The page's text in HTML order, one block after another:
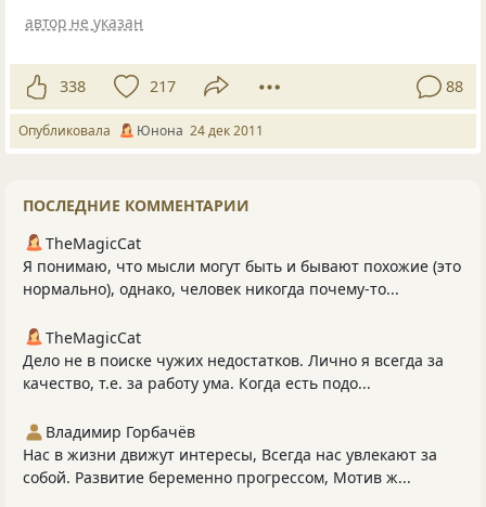
автор не указан
338 217 88
Опубликовала Юнона 24 дек 2011
ПОСЛЕДНИЕ КОММЕНТАРИИ
TheMagicCat
Я понимаю, что мысли могут быть и бывают похожие (это
нормально), однако, человек никогда почему-то...
TheMagicCat
Дело не в поиске чужих недостатков. Лично я всегда за
качество, т.е. за работу ума. Когда есть подо...
Владимир Горбачёв
Нас в жизни движут интересы, Всегда нас увлекают за
собой. Развитие беременно прогрессом, Мотив ж...